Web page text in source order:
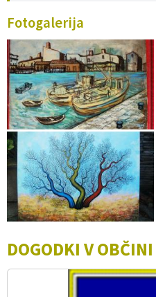
Fotogalerija
DOGODKI V OBČINI